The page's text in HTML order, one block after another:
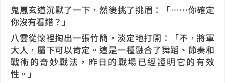
鬼嵐玄道沉默了一下，然後挑了挑眉：「……你確定
你沒有看錯？」
八雲從懷裡掏出一張竹簡，淡定地打開：「不，將軍
大人，屬下可以肯定。這是一種融合了舞蹈、節奏和
戰術的奇妙戰法，昨日的戰場已經證明它的有效
性。」